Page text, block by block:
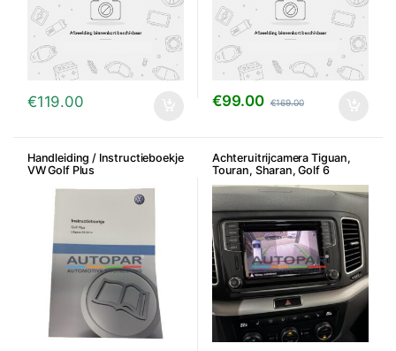
€119.00 €99.00 €169.00
Handleiding / Instructieboekje
VW Golf Plus
Achteruitrijcamera Tiguan,
Touran, Sharan, Golf 6
Variant, Passat B7 Variant